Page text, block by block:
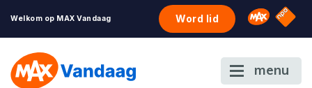
Welkom op MAX Vandaag Word lid Omroep
NPO
menu